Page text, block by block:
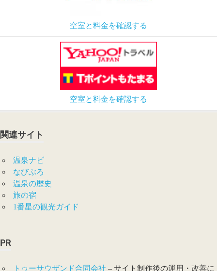
空室と料金を確認する
空室と料金を確認する
関連サイト
温泉ナビ
なびぶろ
温泉の歴史
旅の宿
1番星の観光ガイド
PR
トゥーサウザンド合同会社 – サイト制作後の運用・改善に